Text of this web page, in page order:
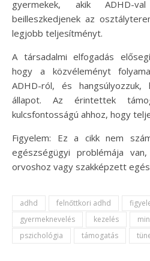
gyermekek, akik ADHD-
beilleszkedjenek az
legjobb teljesítményt.
A társadalmi elfogadás
hogy a közvéleményt
ADHD-ról, és
állapot. Az érintettek
kulcsfontosságú ahhoz, hogy
Figyelem: Ez a cikk nem
egészségügyi problémája
orvoshoz vagy szakképzett
adhd felnőttkori adhd
gyermeknevelés
kezelés
pszichológia
támogatás